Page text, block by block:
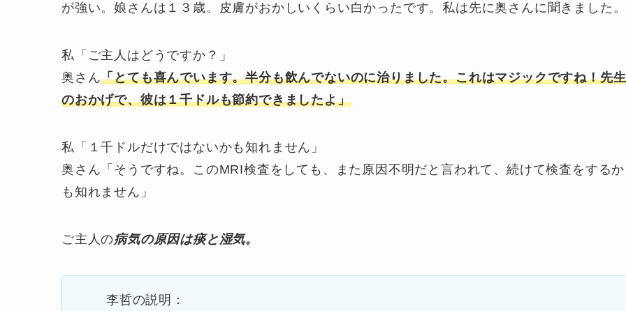
が強い。娘さんは１３歳。皮膚がおかしいくらい白かったです。私は先に奥さんに聞きました。
私「ご主人はどうですか？」
奥さん「とても喜んでいます。半分も飲んでないのに治りました。これはマジックですね！先生
のおかげで、彼は１千ドルも節約できましたよ」
私「１千ドルだけではないかも知れません」
奥さん「そうですね。このMRI検査をしても、また原因不明だと言われて、続けて検査をするか
も知れません」
ご主人の病気の原因は痰と湿気。
李哲の説明：